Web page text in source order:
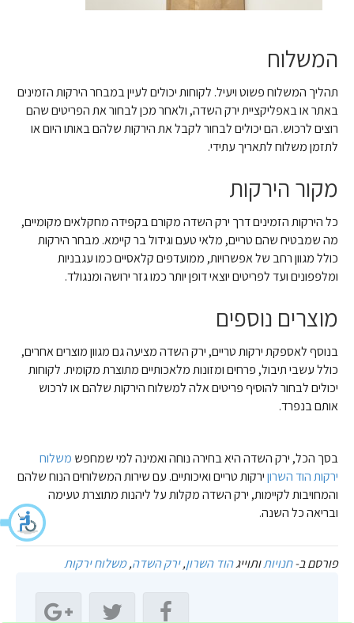
המשלוח
תהליך המשלוח פשוט ויעיל. לקוחות יכולים לעיין במבחר הירקות הזמינים
באתר או באפליקציית ירק השדה, ולאחר מכן לבחור את הפריטים שהם
רוצים לרכוש. הם יכולים לבחור לקבל את הירקות שלהם באותו היום או
לתזמן משלוח לתאריך עתידי.
מקור הירקות
כל הירקות הזמינים דרך ירק השדה מקורם בקפידה מחקלאים מקומיים,
מה שמבטיח שהם טריים, מלאי טעם וגידול בר קיימא. מבחר הירקות
כולל מגוון רחב של אפשרויות, ממועדפים קלאסיים כמו עגבניות
ומלפפונים ועד לפריטים יוצאי דופן יותר כמו גזר ירושה ומנגולד.
מוצרים נוספים
בנוסף לאספקת ירקות טריים, ירק השדה מציעה גם מגוון מוצרים אחרים,
כולל עשבי תיבול, פרחים ומזונות מלאכותיים מתוצרת מקומית. לקוחות
יכולים לבחור להוסיף פריטים אלה למשלוח הירקות שלהם או לרכוש
אותם בנפרד.
בסך הכל, ירק השדה היא בחירה נוחה ואמינה למי שמחפש משלוח
ירקות הוד השרוןירקות טריים ואיכותיים. עם שירות המשלוחים הנוח שלהם
והמחויבות לקיימות, ירק השדה מקלות על ליהנות מתוצרת טעימה
ובריאה כל השנה.
פורסם ב-חנויותותוייגהוד השרון,ירק השדה,משלוח ירקות